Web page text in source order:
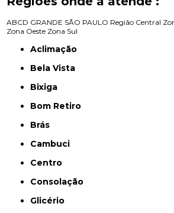
ABCD GRANDE SÃO PAULO Região Central
Zona Oeste Zona Sul
Aclimação
Bela Vista
Bixiga
Bom Retiro
Brás
Cambuci
Centro
Consolação
Glicério